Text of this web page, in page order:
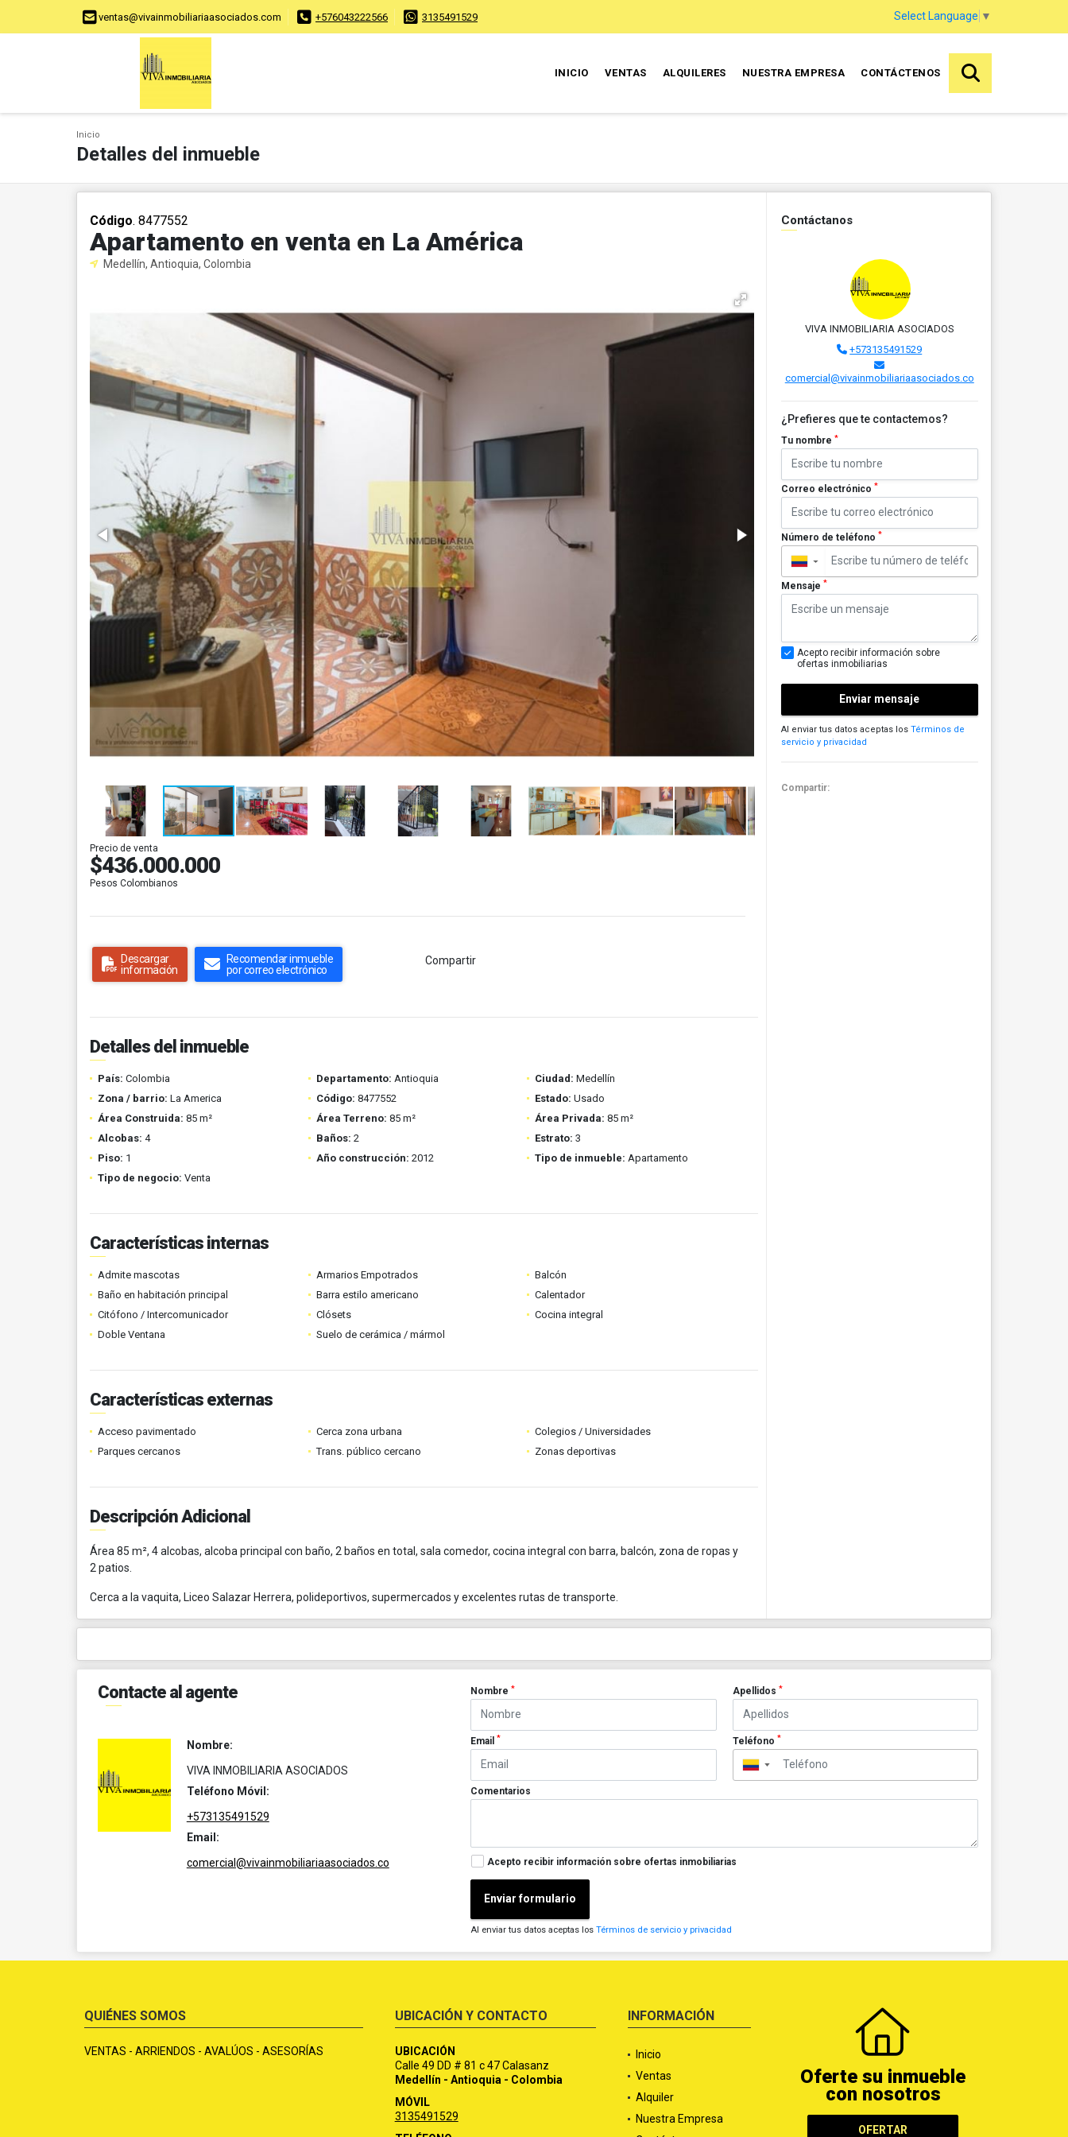
ventas@vivainmobiliariaasociados.com +576043222566 3135491529 Select Language ▼
INICIO VENTAS ALQUILERES NUESTRA EMPRESA CONTÁCTENOS
Inicio
Detalles del inmueble
Código. 8477552
Apartamento en venta en La América
Medellín, Antioquia, Colombia
Precio de venta
$436.000.000
Pesos Colombianos
Descargar
información
Recomendar inmueble
por correo electrónico
Compartir
Detalles del inmueble
País: Colombia Departamento: Antioquia Ciudad: Medellín
Zona / barrio: La America Código: 8477552 Estado: Usado
Área Construida: 85 m² Área Terreno: 85 m² Área Privada: 85 m²
Alcobas: 4 Baños: 2 Estrato: 3
Piso: 1 Año construcción: 2012 Tipo de inmueble: Apartamento
Tipo de negocio: Venta
Características internas
Admite mascotas Armarios Empotrados
Balcón
Baño en habitación principal
Barra estilo americano
Calentador
Citófono / Intercomunicador
Clósets
Cocina integral
Doble Ventana
Suelo de cerámica / mármol
Características externas
Acceso pavimentado Cerca zona urbana
Colegios / Universidades
Parques cercanos
Trans. público cercano Zonas deportivas
Descripción Adicional
Área 85 m², 4 alcobas, alcoba principal con baño, 2 baños en total, sala comedor, cocina integral con barra, balcón, zona de ropas y
2 patios.
Cerca a la vaquita, Liceo Salazar Herrera, polideportivos, supermercados y excelentes rutas de transporte.
Contáctanos
VIVA INMOBILIARIA ASOCIADOS
+573135491529
comercial@vivainmobiliariaasociados.co
¿Prefieres que te contactemos?
Tu nombre *
Correo electrónico *
Número de teléfono *
▼
Mensaje *
Acepto recibir información sobre
ofertas inmobiliarias
Enviar mensaje
Al enviar tus datos aceptas los Términos de
servicio y privacidad
Compartir:
Contacte al agente
Nombre:
VIVA INMOBILIARIA ASOCIADOS
Teléfono Móvil:
+573135491529
Email:
comercial@vivainmobiliariaasociados.co
Nombre* Apellidos *
Email* Teléfono *
▼
Comentarios
Acepto recibir información sobre ofertas inmobiliarias
Enviar formulario
Al enviar tus datos aceptas losTérminos de servicio y privacidad
QUIÉNES SOMOS
VENTAS - ARRIENDOS - AVALÚOS - ASESORÍAS
UBICACIÓN Y CONTACTO
UBICACIÓN
Calle 49 DD # 81 c 47 Calasanz
Medellín - Antioquia - Colombia
MÓVIL
3135491529
INFORMACIÓN
Inicio
Ventas
Alquiler
Nuestra Empresa
Oferte su inmueble
con nosotros
OFERTAR